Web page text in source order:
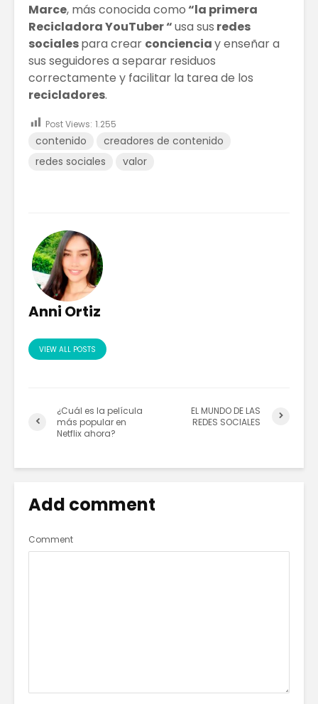
Marce, más conocida como“la primera
Recicladora YouTuber “usa sus redes
socialespara crear concienciay enseñar a
sus seguidores a separar residuos
correctamente y facilitar la tarea de los
recicladores.
Post Views: 1.255
contenido
creadores de contenido
redes sociales
valor
Anni Ortiz
VIEW ALL POSTS
¿Cuál es la película
más popular en
Netflix ahora?
EL MUNDO DE LAS
REDES SOCIALES
Add comment
Comment